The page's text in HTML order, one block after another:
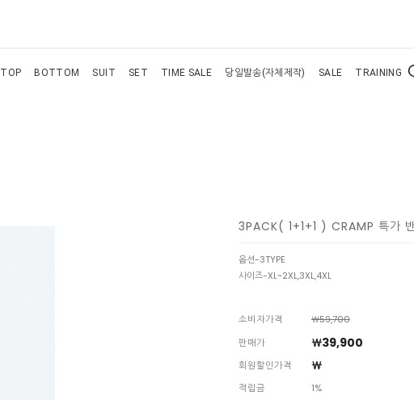
TOP BOTTOM SUIT SET TIME SALE 당일발송(자체제작) SALE TRAINING
3PACK( 1+1+1 ) CRAMP 특가
옵션-3TYPE
사이즈-XL~2XL,3XL,4XL
소비자가격
￦59,700
판매가
￦39,900
회원할인가격 ￦
적립금
1%